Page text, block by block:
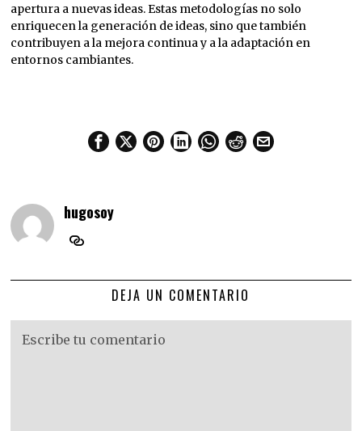
apertura a nuevas ideas. Estas metodologías no solo
enriquecen la generación de ideas, sino que también
contribuyen a la mejora continua y a la adaptación en
entornos cambiantes.
hugosoy
DEJA UN COMENTARIO